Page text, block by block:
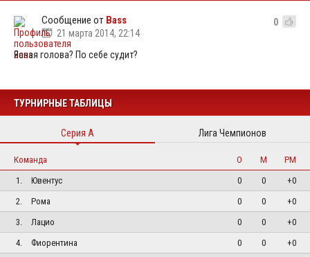
Сообщение от Bass
21 марта 2014, 22:14
0
Ясная голова? По себе судит?
ТУРНИРНЫЕ ТАБЛИЦЫ
Серия А Лига Чемпионов
Команда О М
РМ
1.
Ювентус 0 0
+0
2.
Рома 0 0
+0
3.
Лацио 0 0
+0
4.
Фиорентина 0 0
+0